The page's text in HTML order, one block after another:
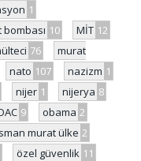
1
10 MİT 12
76
murat
nato 107 nazizm 1
nijer 1 nijerya 8
9 obama 2
murat ülke 2
özel güvenlik 11